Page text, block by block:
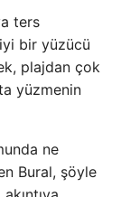
ters
bir yüzücü
plajdan çok
yüzmenin
ne
Bural, şöyle